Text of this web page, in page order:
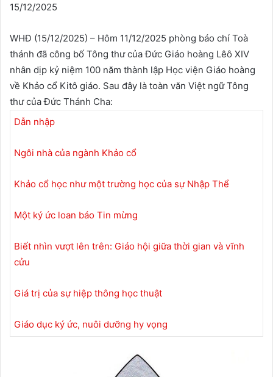
15/12/2025
WHĐ (15/12/2025) – Hôm 11/12/2025 phòng báo chí Toà
thánh đã công bố Tông thư của Đức Giáo hoàng Lêô XIV
nhân dịp kỷ niệm 100 năm thành lập Học viện Giáo hoàng
về Khảo cổ Kitô giáo. Sau đây là toàn văn Việt ngữ Tông
thư của Đức Thánh Cha:
Dẫn nhập
Ngôi nhà của ngành Khảo cổ
Khảo cổ học như một trường học của sự Nhập Thể
Một ký ức loan báo Tin mừng
Biết nhìn vượt lên trên: Giáo hội giữa thời gian và vĩnh
cửu
Giá trị của sự hiệp thông học thuật
Giáo dục ký ức, nuôi dưỡng hy vọng